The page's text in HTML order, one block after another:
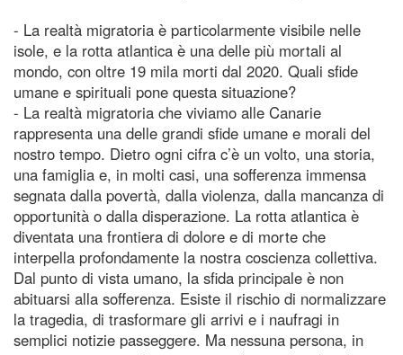
- La realtà migratoria è particolarmente visibile nelle
isole, e la rotta atlantica è una delle più mortali al
mondo, con oltre 19 mila morti dal 2020. Quali sfide
umane e spirituali pone questa situazione?
- La realtà migratoria che viviamo alle Canarie
rappresenta una delle grandi sfide umane e morali del
nostro tempo. Dietro ogni cifra c’è un volto, una storia,
una famiglia e, in molti casi, una sofferenza immensa
segnata dalla povertà, dalla violenza, dalla mancanza di
opportunità o dalla disperazione. La rotta atlantica è
diventata una frontiera di dolore e di morte che
interpella profondamente la nostra coscienza collettiva.
Dal punto di vista umano, la sfida principale è non
abituarsi alla sofferenza. Esiste il rischio di normalizzare
la tragedia, di trasformare gli arrivi e i naufragi in
semplici notizie passeggere. Ma nessuna persona, in